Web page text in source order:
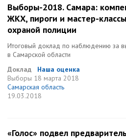
Выборы-2018. Самара:
ЖКХ, пироги и мастер-
охраной полиции
Итоговый доклад по наблюдению за
в Самарской области
Доклад
Наша оценка
Выборы 18 марта 2018
Самарская область
19.03.2018
«Голос» подвел